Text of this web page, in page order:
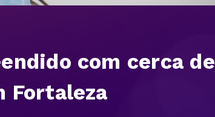
com cerca de
Fortaleza